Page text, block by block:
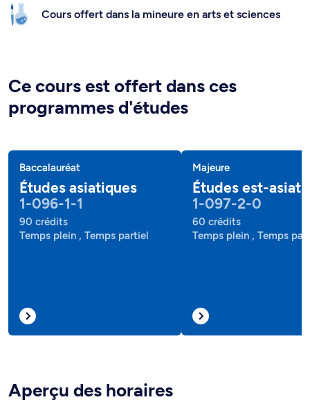
Cours offert dans la mineure en arts et sciences
Ce cours est offert dans ces
programmes d'études
Baccalauréat
Études asiatiques
1-096-1-1
90 crédits
Temps plein , Temps partiel
Majeure
Études est-
1-097-2-0
60 crédits
Temps plein , Temps
Aperçu des horaires